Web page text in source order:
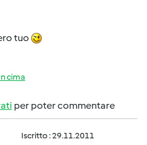
tuo
cima
per poter commentare
Iscritto : 29.11.2011